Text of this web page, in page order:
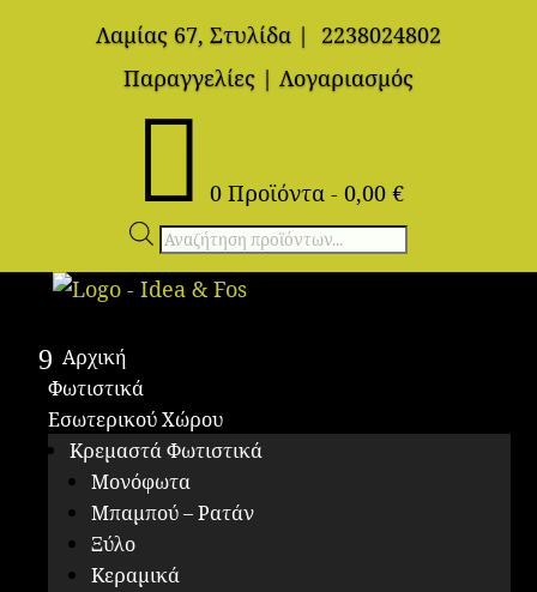
Λαμίας 67, Στυλίδα |
2238024802
Παραγγελίες | Λογαριασμός
 0 Προϊόντα - 0,00 €
Αναζήτηση
προϊόντων
Αρχική
Φωτιστικά
Εσωτερικού Χώρου
Κρεμαστά Φωτιστικά
Μονόφωτα
Μπαμπού – Ρατάν
Ξύλο
Κεραμικά